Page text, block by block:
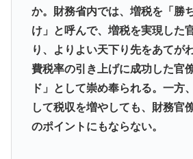
か。財務省内では、増税を「勝
け」と呼んで、増税を実現した
り、よりよい天下り先をあてが
費税率の引き上げに成功した官
ド」として崇め奉られる。一方
して税収を増やしても、財務官
のポイントにもならない。